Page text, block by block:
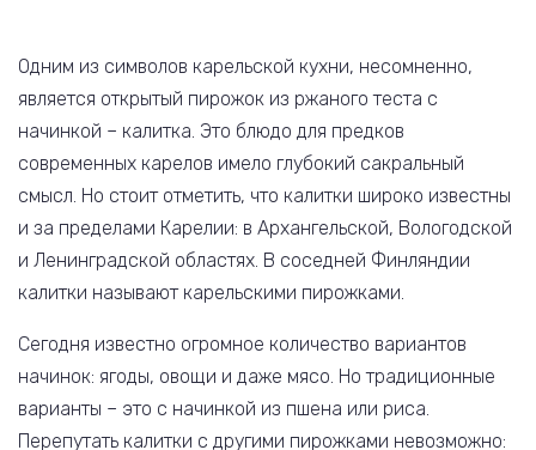
Одним из символов карельской кухни, несомненно,
является открытый пирожок из ржаного теста с
начинкой – калитка. Это блюдо для предков
современных карелов имело глубокий сакральный
смысл. Но стоит отметить, что калитки широко известны
и за пределами Карелии: в Архангельской, Вологодской
и Ленинградской областях. В соседней Финляндии
калитки называют карельскими пирожками.
Сегодня известно огромное количество вариантов
начинок: ягоды, овощи и даже мясо. Но традиционные
варианты – это с начинкой из пшена или риса.
Перепутать калитки с другими пирожками невозможно: